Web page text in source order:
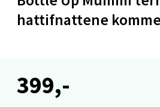
hattifnattene
399,-
Barstølveien 31, 4636
Åpent i dag 10-21